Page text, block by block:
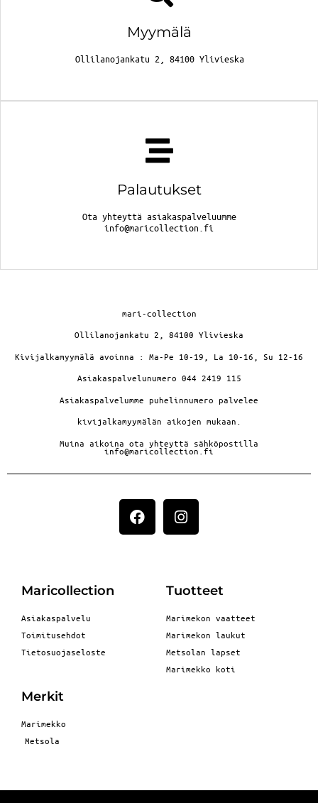
Myymälä
Ollilanojankatu 2, 84100 Ylivieska
Palautukset
Ota yhteyttä asiakaspalveluumme
info@maricollection.fi
mari-collection
Ollilanojankatu 2, 84100 Ylivieska
Kivijalkamyymälä avoinna : Ma-Pe 10-19, La 10-16, Su 12-16
Asiakaspalvelunumero 044 2419 115
Asiakaspalvelumme puhelinnumero palvelee
kivijalkamyymälän aikojen mukaan.
Muina aikoina ota yhteyttä sähköpostilla
info@maricollection.fi
Maricollection
Asiakaspalvelu
Toimitusehdot
Tietosuojaseloste
Tuotteet
Marimekon vaatteet
Marimekon laukut
Metsolan lapset
Marimekko koti
Merkit
Marimekko
Metsola